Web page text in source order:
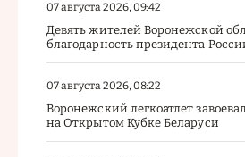
07 августа 2026, 09:42
Девять жителей Воронежской
благодарность президента
07 августа 2026, 08:22
Воронежский легкоатлет
на Открытом Кубке Беларуси